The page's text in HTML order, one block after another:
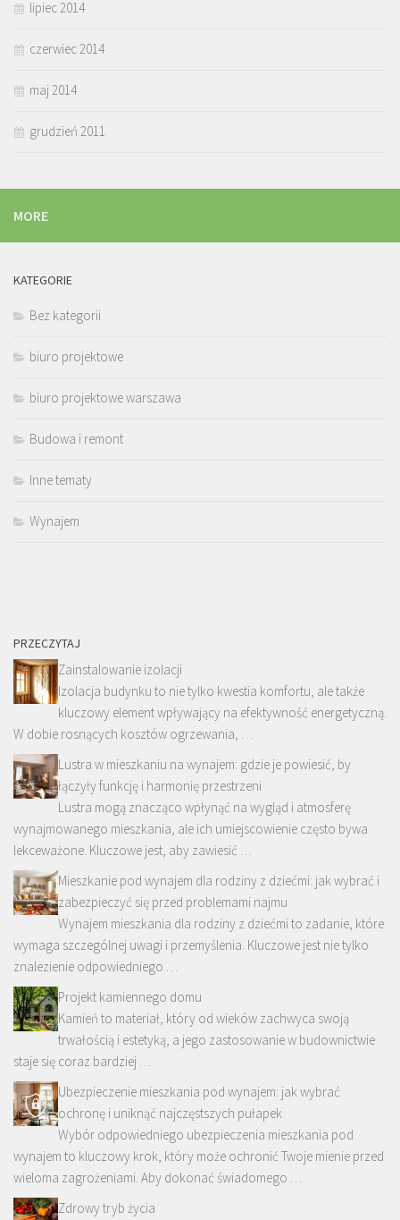
lipiec 2014
czerwiec 2014
maj 2014
grudzień 2011
MORE
KATEGORIE
Bez kategorii
biuro projektowe
biuro projektowe warszawa
Budowa i remont
Inne tematy
Wynajem
PRZECZYTAJ
Zainstalowanie izolacji
Izolacja budynku to nie tylko kwestia komfortu, ale także
kluczowy element wpływający na efektywność energetyczną.
W dobie rosnących kosztów ogrzewania, …
Lustra w mieszkaniu na wynajem: gdzie je powiesić, by
łączyły funkcję i harmonię przestrzeni
Lustra mogą znacząco wpłynąć na wygląd i atmosferę
wynajmowanego mieszkania, ale ich umiejscowienie często bywa
lekceważone. Kluczowe jest, aby zawiesić …
Mieszkanie pod wynajem dla rodziny z dziećmi: jak wybrać i
zabezpieczyć się przed problemami najmu
Wynajem mieszkania dla rodziny z dziećmi to zadanie, które
wymaga szczególnej uwagi i przemyślenia. Kluczowe jest nie tylko
znalezienie odpowiedniego …
Projekt kamiennego domu
Kamień to materiał, który od wieków zachwyca swoją
trwałością i estetyką, a jego zastosowanie w budownictwie
staje się coraz bardziej …
Ubezpieczenie mieszkania pod wynajem: jak wybrać
ochronę i uniknąć najczęstszych pułapek
Wybór odpowiedniego ubezpieczenia mieszkania pod
wynajem to kluczowy krok, który może ochronić Twoje mienie przed
wieloma zagrożeniami. Aby dokonać świadomego …
Zdrowy tryb życia